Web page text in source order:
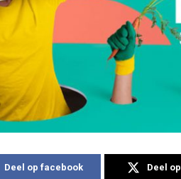
Deel op facebook Deel